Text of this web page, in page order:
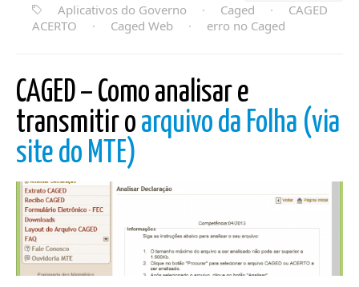
Aplicativos do Governo
· Caged ·
CAGED
ACERTO
· Caged Web · erro no Caged
CAGED – Como analisar e
transmitir o arquivo da Folha (via
site do MTE)